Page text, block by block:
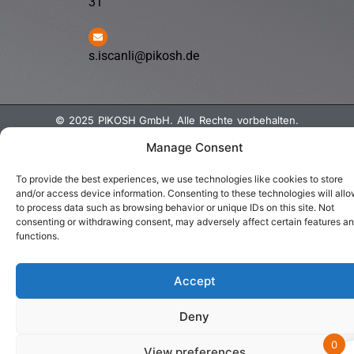
Manage Consent
To provide the best experiences, we use technologies like cookies to store
and/or access device information. Consenting to these technologies will
to process data such as browsing behavior or unique IDs on this site. Not
consenting or withdrawing consent, may adversely affect certain features
functions.
Accept
Deny
s.iscanli@pikosh.de
© 2025 PIKOSH GmbH. Alle Rechte vorbehalten.
Entwickelt von WERBAGO GmbH
0